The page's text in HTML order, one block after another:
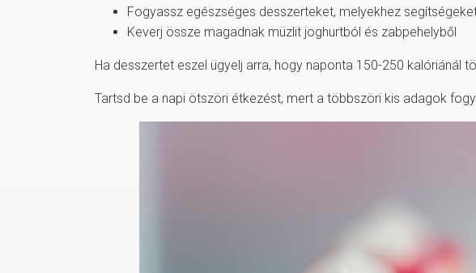
Fogyassz egészséges desszerteket, melyekhez
Keverj össze magadnak müzlit joghurtból és zabpehelyből
Ha desszertet eszel ügyelj arra, hogy naponta 150-250
Tartsd be a napi ötszöri étkezést, mert a többszöri kis adagok